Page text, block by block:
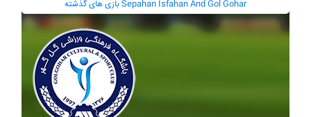
بازی های گذشته Sepahan Isfahan And Gol Gohar